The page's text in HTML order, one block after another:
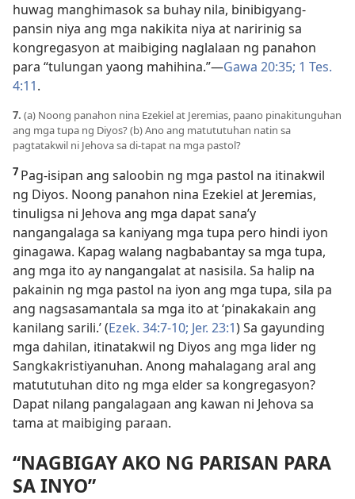
huwag manghimasok sa buhay nila, binibigyang-
pansin niya ang mga nakikita niya at naririnig sa
kongregasyon at maibiging naglalaan ng panahon
para “tulungan yaong mahihina.”—Gawa 20:35; 1 Tes.
4:11.
7. (a) Noong panahon nina Ezekiel at Jeremias, paano pinakitunguhan
ang mga tupa ng Diyos? (b) Ano ang matututuhan natin sa
pagtatakwil ni Jehova sa di-tapat na mga pastol?
7 Pag-isipan ang saloobin ng mga pastol na itinakwil
ng Diyos. Noong panahon nina Ezekiel at Jeremias,
tinuligsa ni Jehova ang mga dapat sana’y
nangangalaga sa kaniyang mga tupa pero hindi iyon
ginagawa. Kapag walang nagbabantay sa mga tupa,
ang mga ito ay nangangalat at nasisila. Sa halip na
pakainin ng mga pastol na iyon ang mga tupa, sila pa
ang nagsasamantala sa mga ito at ‘pinakakain ang
kanilang sarili.’ (Ezek. 34:7-10; Jer. 23:1) Sa gayunding
mga dahilan, itinatakwil ng Diyos ang mga lider ng
Sangkakristiyanuhan. Anong mahalagang aral ang
matututuhan dito ng mga elder sa kongregasyon?
Dapat nilang pangalagaan ang kawan ni Jehova sa
tama at maibiging paraan.
“NAGBIGAY AKO NG PARISAN PARA
SA INYO”